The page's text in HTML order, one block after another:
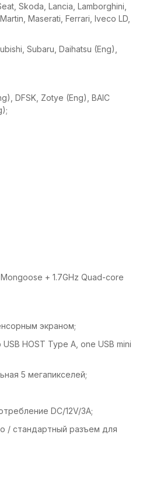
Skoda, Lancia, Lamborghini,
Maserati, Ferrari, Iveco LD,
Subaru, Daihatsu (Eng),
DFSK, Zotye (Eng), BAIC
+ 1.7GHz Quad-core
экраном;
USB HOST Type A, one USB mini
5 мегапикселей;
DC/12V/3A;
/ стандартный разъем для